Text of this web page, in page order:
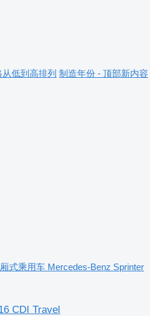
低到高排列 制造年份 - 顶部新内容
厢式乘用车 Mercedes-Benz Sprinter
CDI Travel